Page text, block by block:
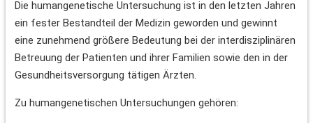
Die humangenetische Untersuchung ist in den letzten Jahren
ein fester Bestandteil der Medizin geworden und gewinnt
eine zunehmend größere Bedeutung bei der interdisziplinären
Betreuung der Patienten und ihrer Familien sowie den in der
Gesundheitsversorgung tätigen Ärzten.
Zu humangenetischen Untersuchungen gehören: